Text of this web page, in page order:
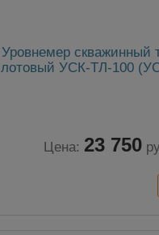
Уровнемер скважинный
лотовый УСК-ТЛ-100
Цена: 23 750